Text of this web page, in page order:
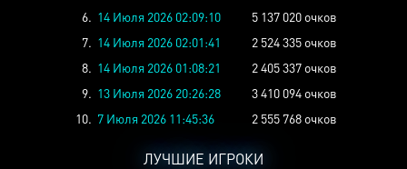
6. 14 Июля 2026 02:09:10
5 137 020 очков
7. 14 Июля 2026 02:01:41
2 524 335 очков
8. 14 Июля 2026 01:08:21
2 405 337 очков
9. 13 Июля 2026 20:26:28
3 410 094 очков
10. 7 Июля 2026 11:45:36 2 555 768 очков
ЛУЧШИЕ ИГРОКИ